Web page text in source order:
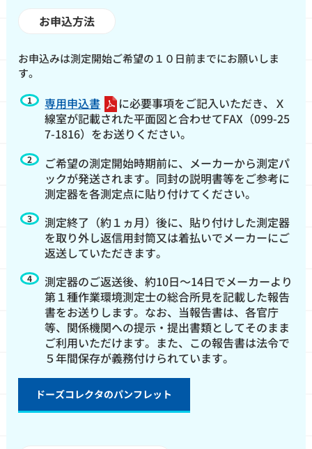
お申込方法
お申込みは測定開始ご希望の１０日前までにお願いしま
す。
専用申込書
に必要事項をご記入いただき、Ｘ
線室が記載された平面図と合わせてFAX（099-25
7-1816）をお送りください。
ご希望の測定開始時期前に、メーカーから測定パ
ックが発送されます。同封の説明書等をご参考に
測定器を各測定点に貼り付けてください。
測定終了（約１ヵ月）後に、貼り付けした測定器
を取り外し返信用封筒又は着払いでメーカーにご
返送していただきます。
測定器のご返送後、約10日～14日でメーカーより
第１種作業環境測定士の総合所見を記載した報告
書をお送りします。なお、当報告書は、各官庁
等、関係機関への提示・提出書類としてそのまま
ご利用いただけます。また、この報告書は法令で
５年間保存が義務付けられています。
ドーズコレクタのパンフレット